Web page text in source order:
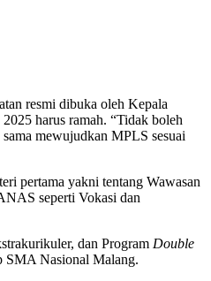
resmi dibuka oleh Kepala
harus ramah. “Tidak boleh
mewujudkan MPLS sesuai
pertama yakni tentang Wawasan
seperti Vokasi dan
dan Program Double
SMA Nasional Malang.